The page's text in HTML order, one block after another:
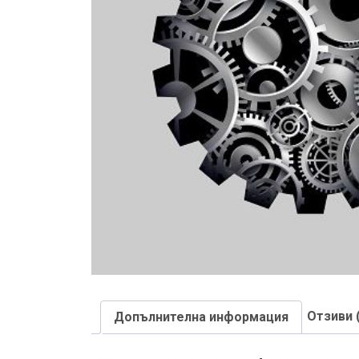
Допълнителна информация Отзиви